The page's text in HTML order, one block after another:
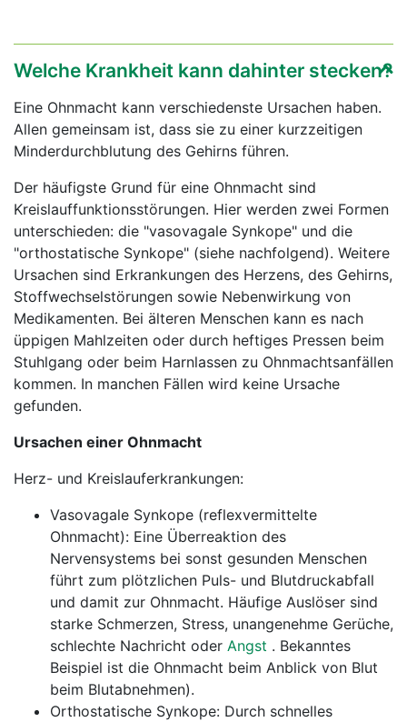
Welche Krankheit kann dahinter stecken?
Eine Ohnmacht kann verschiedenste Ursachen haben.
Allen gemeinsam ist, dass sie zu einer kurzzeitigen
Minderdurchblutung des Gehirns führen.
Der häufigste Grund für eine Ohnmacht sind
Kreislauffunktionsstörungen. Hier werden zwei Formen
unterschieden: die "vasovagale Synkope" und die
"orthostatische Synkope" (siehe nachfolgend). Weitere
Ursachen sind Erkrankungen des Herzens, des Gehirns,
Stoffwechselstörungen sowie Nebenwirkung von
Medikamenten. Bei älteren Menschen kann es nach
üppigen Mahlzeiten oder durch heftiges Pressen beim
Stuhlgang oder beim Harnlassen zu Ohnmachtsanfällen
kommen. In manchen Fällen wird keine Ursache
gefunden.
Ursachen einer Ohnmacht
Herz- und Kreislauferkrankungen:
Vasovagale Synkope (reflexvermittelte
Ohnmacht): Eine Überreaktion des
Nervensystems bei sonst gesunden Menschen
führt zum plötzlichen Puls- und Blutdruckabfall
und damit zur Ohnmacht. Häufige Auslöser sind
starke Schmerzen, Stress, unangenehme Gerüche,
schlechte Nachricht oder Angst . Bekanntes
Beispiel ist die Ohnmacht beim Anblick von Blut
beim Blutabnehmen).
Orthostatische Synkope: Durch schnelles